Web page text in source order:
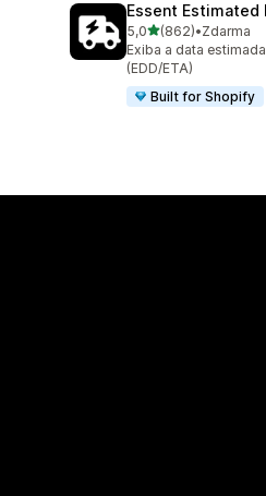
Essent Estimated
5,0z 5 hvězd
(862)
Celkový počet
•Zdarma
Exiba a data
(EDD/ETA)
Built for Shopify